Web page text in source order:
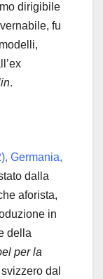
dirigibile
fu
.
Germania,
dalla
aforista,
in
della
per la
dal